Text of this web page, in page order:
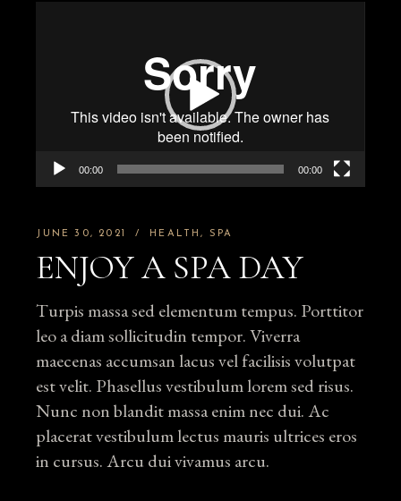
00:00 00:00
JUNE 30, 2021 HEALTH SPA
ENJOY A SPA DAY
Turpis massa sed elementum tempus. Porttitor
leo a diam sollicitudin tempor. Viverra
maecenas accumsan lacus vel facilisis volutpat
est velit. Phasellus vestibulum lorem sed risus.
Nunc non blandit massa enim nec dui. Ac
placerat vestibulum lectus mauris ultrices eros
in cursus. Arcu dui vivamus arcu.